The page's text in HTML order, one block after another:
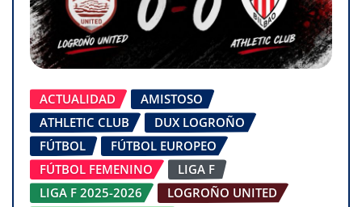
ACTUALIDAD
AMISTOSO
ATHLETIC CLUB
DUX LOGROÑO
FÚTBOL
FÚTBOL EUROPEO
FÚTBOL FEMENINO
LIGA F
LIGA F 2025-2026
LOGROÑO UNITED